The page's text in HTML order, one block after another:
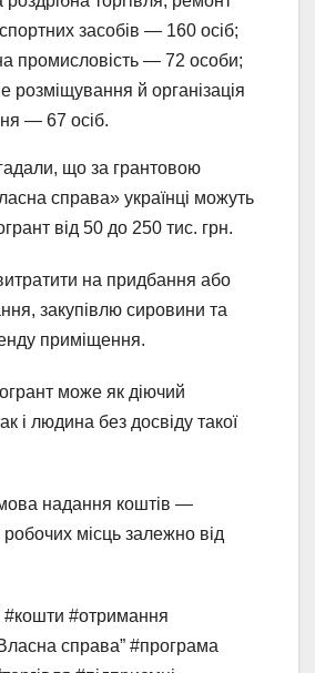
засобів — 160 осіб;
промисловість — 72 особи;
розміщування й організація
— 67 осіб.
що за грантовою
справа» українці можуть
від 50 до 250 тис. грн.
на придбання або
закупівлю сировини та
приміщення.
може як діючий
і людина без досвіду такої
надання коштів —
місць залежно від
#кошти #отримання
справа” #програма